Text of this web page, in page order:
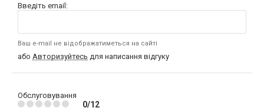
Введіть email:
Ваш e-mail не відображатиметься на сайті
або Авторизуйтесь для написання відгуку
Обслуговування
0/12